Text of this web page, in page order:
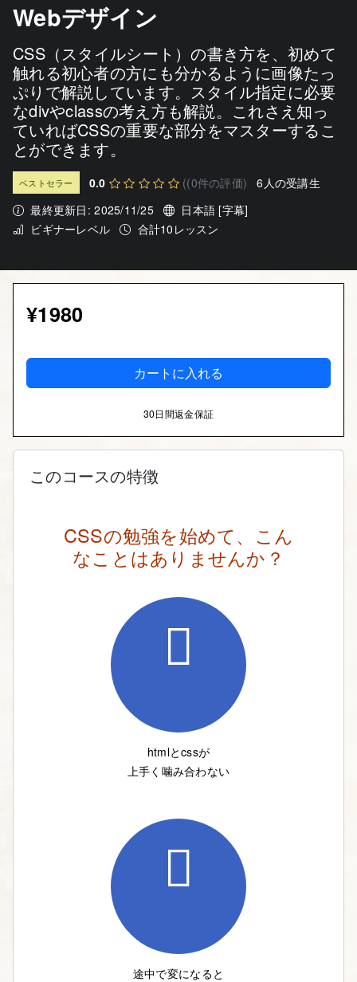
Webデザイン
CSS（スタイルシート）の書き方を、初めて
触れる初心者の方にも分かるように画像たっ
ぷりで解説しています。スタイル指定に必要
なdivやclassの考え方も解説。これさえ知っ
ていればCSSの重要な部分をマスターするこ
とができます。
ベストセラー 0.0 ((0件の評価)
6人の受講生
最終更新日: 2025/11/25
日本語 [字幕]
ビギナーレベル
合計10レッスン
¥1980
カートに入れる
30日間返金保証
このコースの特徴
CSSの勉強を始めて、こん
なことはありませんか？
htmlとcssが
上手く噛み合わない
途中で変になると